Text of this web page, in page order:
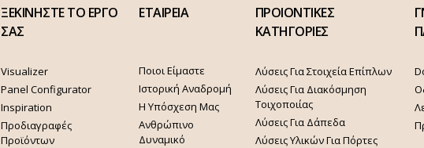
ΞΕΚΙΝΗΣΤΕ ΤΟ ΕΡΓΟ
ΣΑΣ
Visualizer
Panel Configurator
Inspiration
Προδιαγραφές
Προϊόντων
ΕΤΑΙΡΕΙΑ
Ποιοι Είμαστε
Ιστορική Αναδρομή
Η Υπόσχεση Μας
Ανθρώπινο
Δυναμικό
ΠΡΟΙΟΝΤΙΚΕΣ
ΚΑΤΗΓΟΡΙΕΣ
Λύσεις Για Στοιχεία Επίπλων
Λύσεις Για Διακόσμηση
Τοιχοποιίας
Λύσεις Για Δάπεδα
Λύσεις Υλικών Για Πόρτες